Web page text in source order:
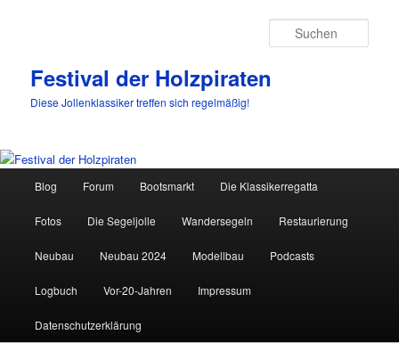
Festival der Holzpiraten
Diese Jollenklassiker treffen sich regelmäßig!
Zum
primären
Inhalt
springen
Blog Forum Bootsmarkt Die Klassikerregatta
Fotos Die Segeljolle Wandersegeln Restaurierung
Neubau Neubau 2024 Modellbau Podcasts
Logbuch Vor-20-Jahren Impressum
Datenschutzerklärung